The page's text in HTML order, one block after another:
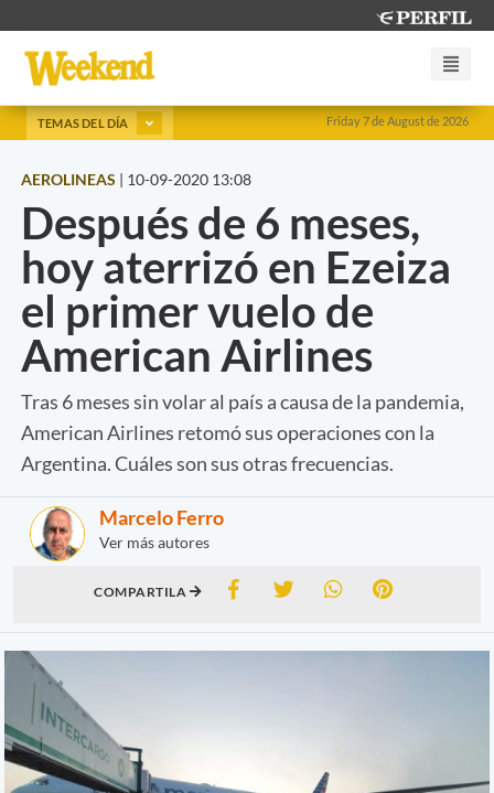
Friday 7 de August de 2026
TEMAS DEL DÍA
AEROLINEAS | 10-09-2020 13:08
Después de 6 meses,
hoy aterrizó en Ezeiza
el primer vuelo de
American Airlines
Tras 6 meses sin volar al país a causa de la pandemia,
American Airlines retomó sus operaciones con la
Argentina. Cuáles son sus otras frecuencias.
Marcelo Ferro
Ver más autores
COMPARTILA